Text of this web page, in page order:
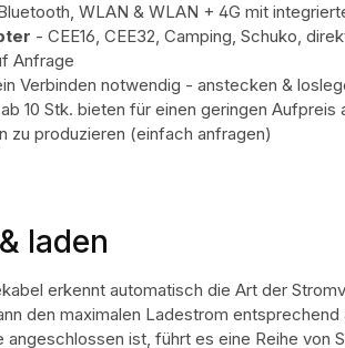
WLAN & WLAN + 4G mit
- CEE16, CEE32, Camping, Schuko,
Anfrage
Verbinden notwendig - anstecken &
10 Stk. bieten für einen geringen
zu produzieren (einfach anfragen)
laden
erkennt automatisch die Art der
den maximalen Ladestrom entsprechend
ist, führt es eine Reihe von